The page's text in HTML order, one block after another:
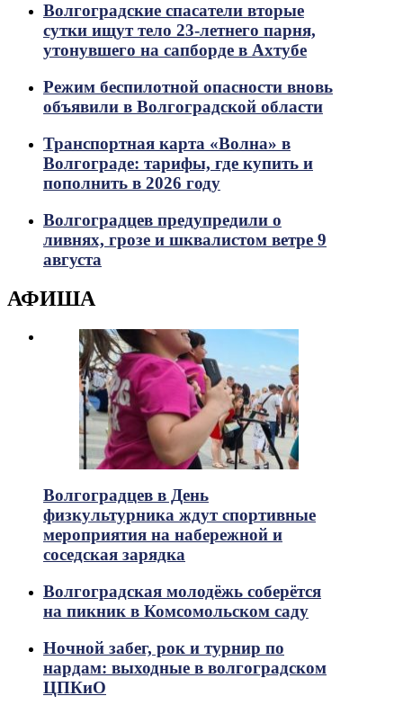
Волгоградские спасатели вторые
сутки ищут тело 23-летнего парня,
утонувшего на сапборде в Ахтубе
Режим беспилотной опасности вновь
объявили в Волгоградской области
Транспортная карта «Волна» в
Волгограде: тарифы, где купить и
пополнить в 2026 году
Волгоградцев предупредили о
ливнях, грозе и шквалистом ветре 9
августа
АФИША
Волгоградцев в День
физкультурника ждут спортивные
мероприятия на набережной и
соседская зарядка
Волгоградская молодёжь соберётся
на пикник в Комсомольском саду
Ночной забег, рок и турнир по
нардам: выходные в волгоградском
ЦПКиО